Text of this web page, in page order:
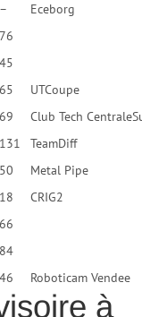
–
Eceborg
76
45
65
UTCoupe
69
Club Tech
131
TeamDiff
50
Metal Pipe
18
CRIG2
66
84
46 Roboticam Vendee
à